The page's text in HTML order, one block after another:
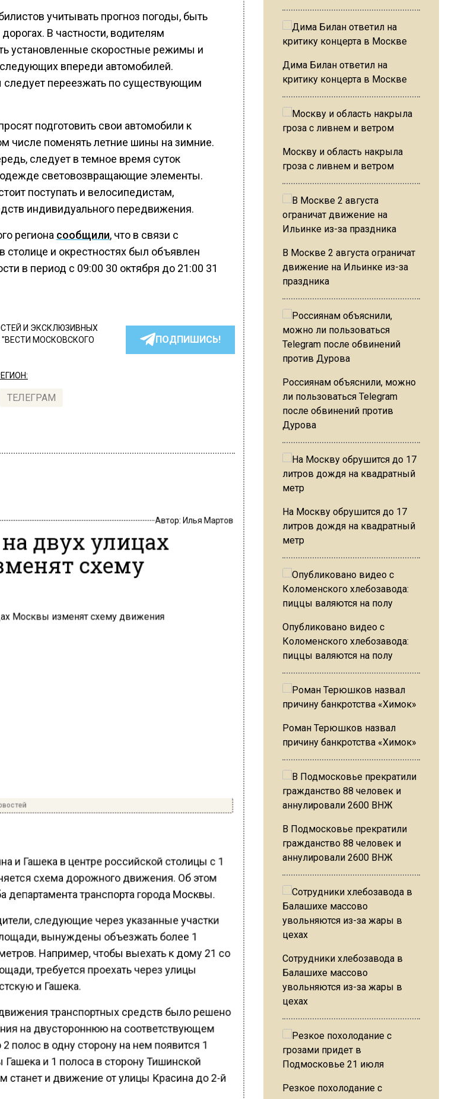
учитывать прогноз погоды, быть
В частности, водителям
установленные скоростные режимы и
впереди автомобилей.
переезжать по существующим
подготовить свои автомобили к
числе поменять летние шины на зимние.
следует в темное время суток
одежде световозвращающие элементы.
поступать и велосипедистам,
индивидуального передвижения.
региона сообщили, что в связи с
столице и окрестностях был объявлен
в период с 09:00 30 октября до 21:00 31
И ЭКСКЛЮЗИВНЫХ
МОСКОВСКОГО
ПОДПИШИСЬ!
ТЕЛЕГРАМ
Автор:Илья Мартов
двух улицах
схему
и Гашека в центре российской столицы с 1
схема дорожного движения. Об этом
транспорта города Москвы.
следующие через указанные участки
вынуждены объезжать более 1
Например, чтобы выехать к дому 21 со
требуется проехать через улицы
и Гашека.
транспортных средств было решено
на двустороннюю на соответствующем
полос в одну сторону на нем появится 1
Гашека и 1 полоса в сторону Тишинской
станет и движение от улицы Красина до 2-й
Дима Билан ответил на
критику концерта в Москве
Москву и область накрыла
гроза с ливнем и ветром
В Москве 2 августа ограничат
движение на Ильинке из-за
праздника
Россиянам объяснили, можно
ли пользоваться Telegram
после обвинений против
Дурова
На Москву обрушится до 17
литров дождя на квадратный
метр
Опубликовано видео с
Коломенского хлебозавода:
пиццы валяются на полу
Роман Терюшков назвал
причину банкротства «Химок»
В Подмосковье прекратили
гражданство 88 человек и
аннулировали 2600 ВНЖ
Сотрудники хлебозавода в
Балашихе массово
увольняются из-за жары в
цехах
Резкое похолодание с